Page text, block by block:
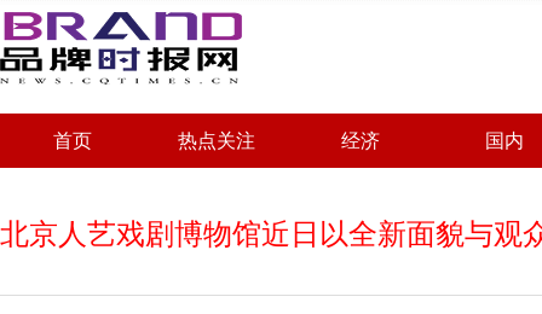
首页 热点关注 经济 国内
北京人艺戏剧博物馆近日以全新面貌与观